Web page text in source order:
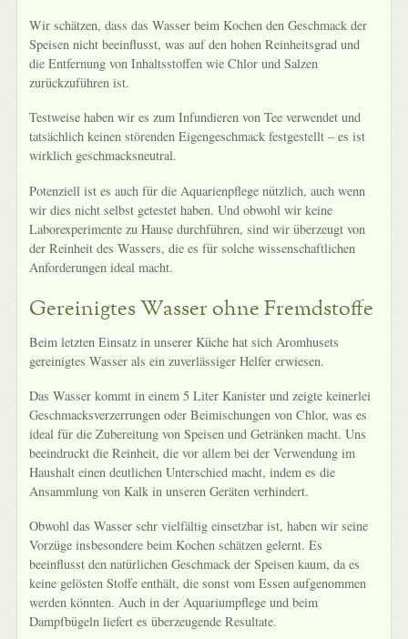
Wir schätzen, dass das Wasser beim Kochen den Geschmack der
Speisen nicht beeinflusst, was auf den hohen Reinheitsgrad und
die Entfernung von Inhaltsstoffen wie Chlor und Salzen
zurückzuführen ist.
Testweise haben wir es zum Infundieren von Tee verwendet und
tatsächlich keinen störenden Eigengeschmack festgestellt – es ist
wirklich geschmacksneutral.
Potenziell ist es auch für die Aquarienpflege nützlich, auch wenn
wir dies nicht selbst getestet haben. Und obwohl wir keine
Laborexperimente zu Hause durchführen, sind wir überzeugt von
der Reinheit des Wassers, die es für solche wissenschaftlichen
Anforderungen ideal macht.
Gereinigtes Wasser ohne Fremdstoffe
Beim letzten Einsatz in unserer Küche hat sich Aromhusets
gereinigtes Wasser als ein zuverlässiger Helfer erwiesen.
Das Wasser kommt in einem 5 Liter Kanister und zeigte keinerlei
Geschmacksverzerrungen oder Beimischungen von Chlor, was es
ideal für die Zubereitung von Speisen und Getränken macht. Uns
beeindruckt die Reinheit, die vor allem bei der Verwendung im
Haushalt einen deutlichen Unterschied macht, indem es die
Ansammlung von Kalk in unseren Geräten verhindert.
Obwohl das Wasser sehr vielfältig einsetzbar ist, haben wir seine
Vorzüge insbesondere beim Kochen schätzen gelernt. Es
beeinflusst den natürlichen Geschmack der Speisen kaum, da es
keine gelösten Stoffe enthält, die sonst vom Essen aufgenommen
werden könnten. Auch in der Aquariumpflege und beim
Dampfbügeln liefert es überzeugende Resultate.